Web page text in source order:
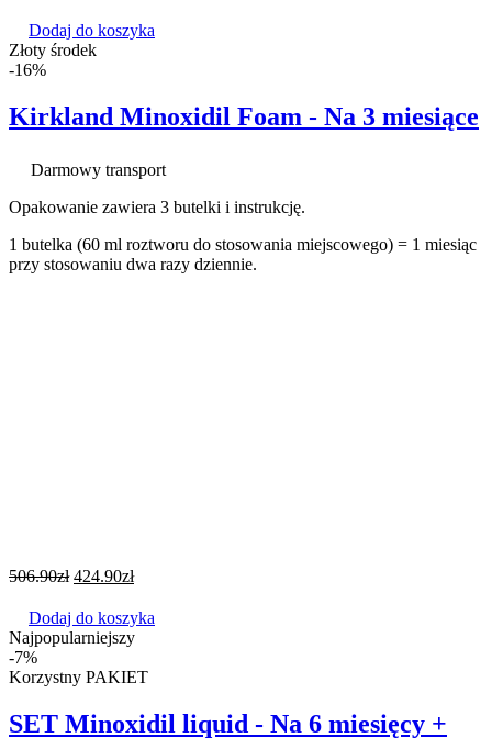
Dodaj do koszyka
Złoty środek
-16%
Kirkland Minoxidil Foam - Na 3 miesiące
Darmowy transport
Opakowanie zawiera 3 butelki i instrukcję.
1 butelka (60 ml roztworu do stosowania miejscowego) = 1 miesiąc
przy stosowaniu dwa razy dziennie.
506.90zł 424.90zł
Dodaj do koszyka
Najpopularniejszy
-7%
Korzystny PAKIET
SET Minoxidil liquid - Na 6 miesięcy +